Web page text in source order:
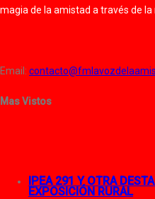
magia de la amistad a través de la
Email:
Mas Vistos
IPEA 291 Y OTRA
EXPOSICIÓN RURAL